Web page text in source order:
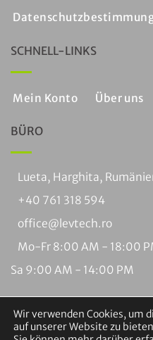
SCHNELL-LINKS
Mein Konto Über uns
BÜRO
Lueta, Harghita,
+40 761 318 594
office@levtech.ro
Mo-Fr 8:00 AM - 18:00
Sa 9:00 AM - 14:00 PM
Wir verwenden Cookies, um
auf unserer Website zu